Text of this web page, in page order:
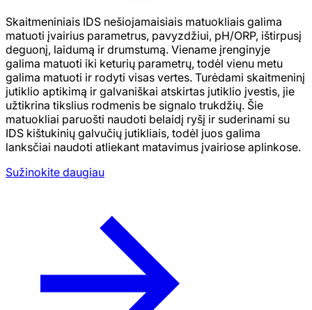
Skaitmeniniais IDS nešiojamaisiais matuokliais galima
matuoti įvairius parametrus, pavyzdžiui, pH/ORP, ištirpusį
deguonį, laidumą ir drumstumą. Viename įrenginyje
galima matuoti iki keturių parametrų, todėl vienu metu
galima matuoti ir rodyti visas vertes. Turėdami skaitmeninį
jutiklio aptikimą ir galvaniškai atskirtas jutiklio įvestis, jie
užtikrina tikslius rodmenis be signalo trukdžių. Šie
matuokliai paruošti naudoti belaidį ryšį ir suderinami su
IDS kištukinių galvučių jutikliais, todėl juos galima
lanksčiai naudoti atliekant matavimus įvairiose aplinkose.
Sužinokite daugiau